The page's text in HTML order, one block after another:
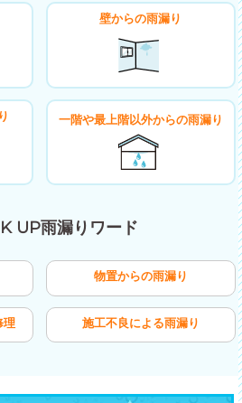
壁からの雨漏り
一階や最上階以外からの雨漏り
UP雨漏りワード
物置からの雨漏り
理 施工不良による雨漏り